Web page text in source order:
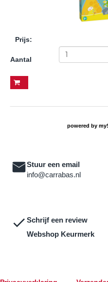
Prijs:
Aantal
powered by
Stuur een email
info@carrabas.nl
Schrijf een review
Webshop Keurmerk